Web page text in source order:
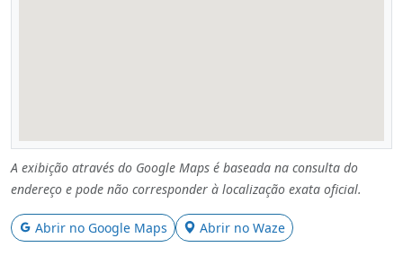
A exibição através do Google Maps é baseada na consulta do
endereço e pode não corresponder à localização exata oficial.
Abrir no Google Maps Abrir no Waze